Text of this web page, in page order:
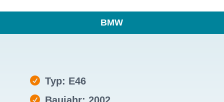
BMW
Typ: E46